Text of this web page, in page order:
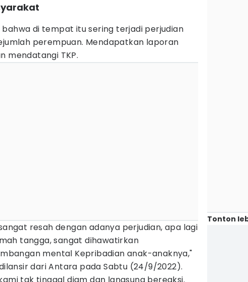
di tempat itu sering terjadi perjudian
perempuan. Mendapatkan laporan
mendatangi TKP.
resah dengan adanya perjudian, apa lagi
tangga, sangat dihawatirkan
mental Kepribadian anak-anaknya,"
dari Antara pada Sabtu (24/9/2022).
Tonton